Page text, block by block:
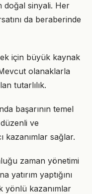
doğal sinyali. Her
da beraberinde
için büyük kaynak
olanaklarla
tutarlılık.
başarının temel
ve
kazanımlar sağlar.
zaman yönetimi
yatırım yaptığını
yönlü kazanımlar